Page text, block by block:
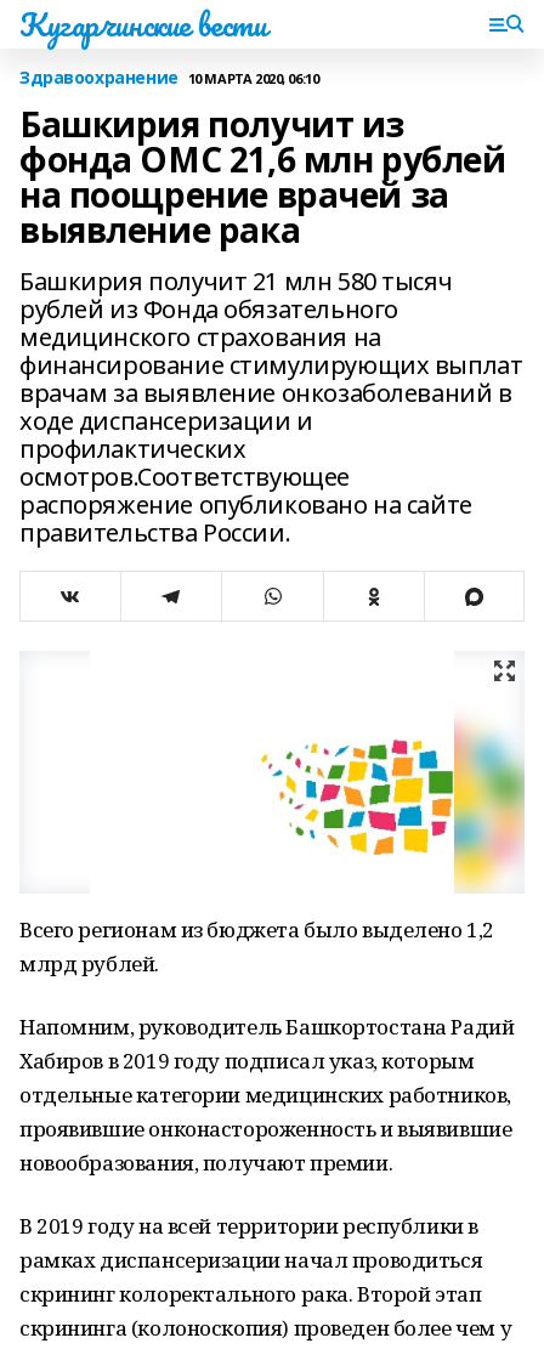
Кугарчинские вести
Здравоохранение 10 МАРТА 2020, 06:10
Башкирия получит из
фонда ОМС 21,6 млн рублей
на поощрение врачей за
выявление рака
Башкирия получит 21 млн 580 тысяч
рублей из Фонда обязательного
медицинского страхования на
финансирование стимулирующих выплат
врачам за выявление онкозаболеваний в
ходе диспансеризации и
профилактических
осмотров.Соответствующее
распоряжение опубликовано на сайте
правительства России.
Всего регионам из бюджета было выделено 1,2
млрд рублей.
Напомним, руководитель Башкортостана Радий
Хабиров в 2019 году подписал указ, которым
отдельные категории медицинских работников,
проявившие онконастороженность и выявившие
новообразования, получают премии.
В 2019 году на всей территории республики в
рамках диспансеризации начал проводиться
скрининг колоректального рака. Второй этап
скрининга (колоноскопия) проведен более чем у